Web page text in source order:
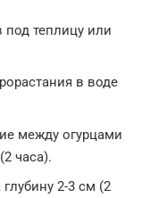
теплицу или
в воде
между огурцами
часа).
2-3 см (2